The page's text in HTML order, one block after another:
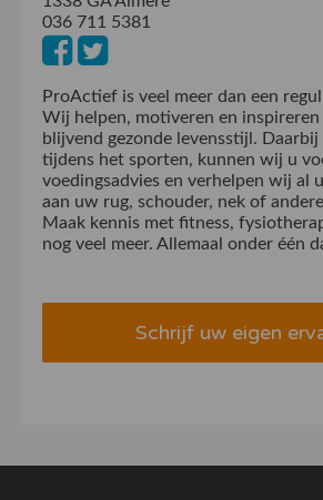
036 711 5381
ProActief is veel meer dan een
Wij helpen, motiveren en inspireren
blijvend gezonde levensstijl.
tijdens het sporten, kunnen wij u
voedingsadvies en verhelpen wij al
aan uw rug, schouder, nek of
Maak kennis met fitness,
nog veel meer. Allemaal onder één
Schrijf uw eigen